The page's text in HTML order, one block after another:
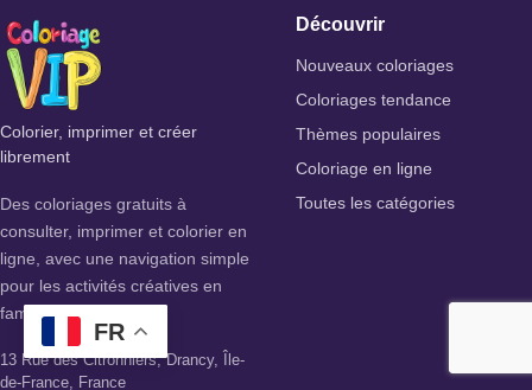
Colorier, imprimer et créer
librement
Des coloriages gratuits à
consulter, imprimer et colorier en
ligne, avec une navigation simple
pour les activités créatives en
famille.
13 Rue des Citronniers, Drancy, Île-
de-France, France
Découvrir
Nouveaux coloriages
Coloriages tendance
Thèmes populaires
Coloriage en ligne
Toutes les catégories
FR